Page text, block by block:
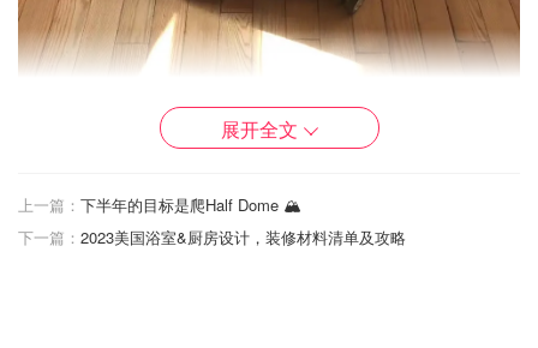
😂 话说登船之前 说一下我带了什么东西呢…… 衣服一定要
多带一点 我们是带了8套 一天一套 要带一套纯白的正装偶
展开全文
上一篇： 下半年的目标是爬Half Dome 🏔️
下一篇： 2023美国浴室&厨房设计，装修材料清单及攻略